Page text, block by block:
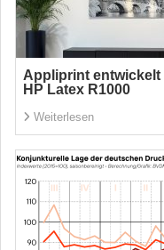
Appliprint
HP Latex R1000
Weiterlesen